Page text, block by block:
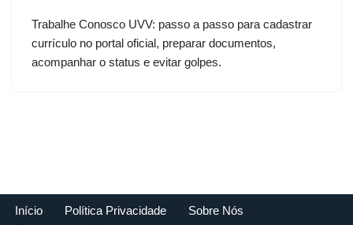
Trabalhe Conosco UVV: passo a passo para cadastrar
currículo no portal oficial, preparar documentos,
acompanhar o status e evitar golpes.
Início Política Privacidade
Sobre Nós